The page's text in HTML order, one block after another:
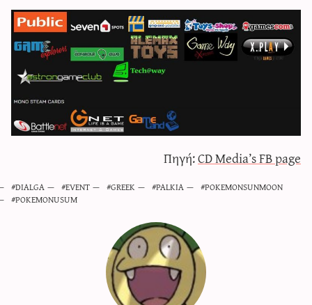
Πηγή:CD Media’s FB page
DIALGA EVENT GREEK PALKIA POKEMONSUNMOON
POKEMONUSUM